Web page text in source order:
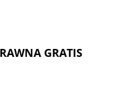
GRATIS